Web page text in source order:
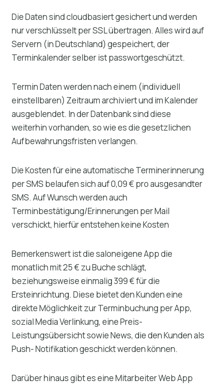
Die Daten sind cloudbasiert gesichert und werden
nur verschlüsselt per SSL übertragen. Alles wird auf
Servern (in Deutschland) gespeichert, der
Terminkalender selber ist passwortgeschützt.
Termin Daten werden nach einem (individuell
einstellbaren) Zeitraum archiviert und im Kalender
ausgeblendet. In der Datenbank sind diese
weiterhin vorhanden, so wie es die gesetzlichen
Aufbewahrungsfristen verlangen.
Die Kosten für eine automatische Terminerinnerung
per SMS belaufen sich auf 0,09 € pro ausgesandter
SMS. Auf Wunsch werden auch
Terminbestätigung/Erinnerungen per Mail
verschickt, hierfür entstehen keine Kosten
Bemerkenswert ist die saloneigene App die
monatlich mit 25 € zu Buche schlägt,
beziehungsweise einmalig 399 € für die
Ersteinrichtung. Diese bietet den Kunden eine
direkte Möglichkeit zur Terminbuchung per App,
sozial Media Verlinkung, eine Preis-
Leistungsübersicht sowie News, die den Kunden als
Push- Notifikation geschickt werden können.
Darüber hinaus gibt es eine Mitarbeiter Web App